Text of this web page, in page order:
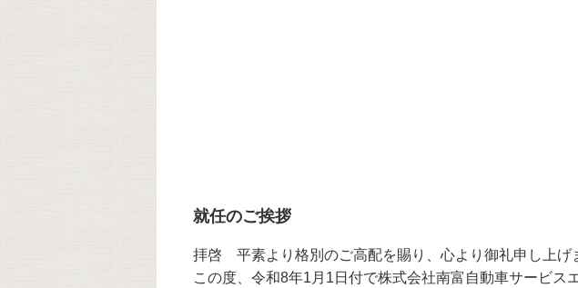
就任のご挨拶
拝啓 平素より格別のご高配を賜り、心より御礼申し上げ
この度、令和8年1月1日付で株式会社南富自動車サービス